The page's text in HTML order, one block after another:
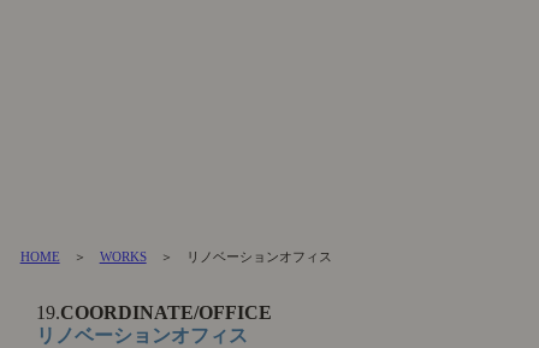
HOME ＞ WORKS＞ リノベーションオフィス
19.COORDINATE/OFFICE
リノベーションオフィス